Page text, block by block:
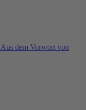
dem Vorwort von